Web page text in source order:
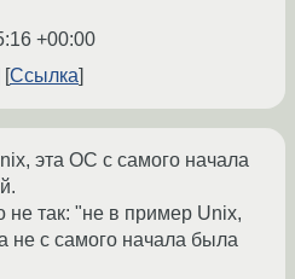
+00:00
Ссылка
эта ОС с самого начала
не так: "не в пример Unix,
не с самого начала была